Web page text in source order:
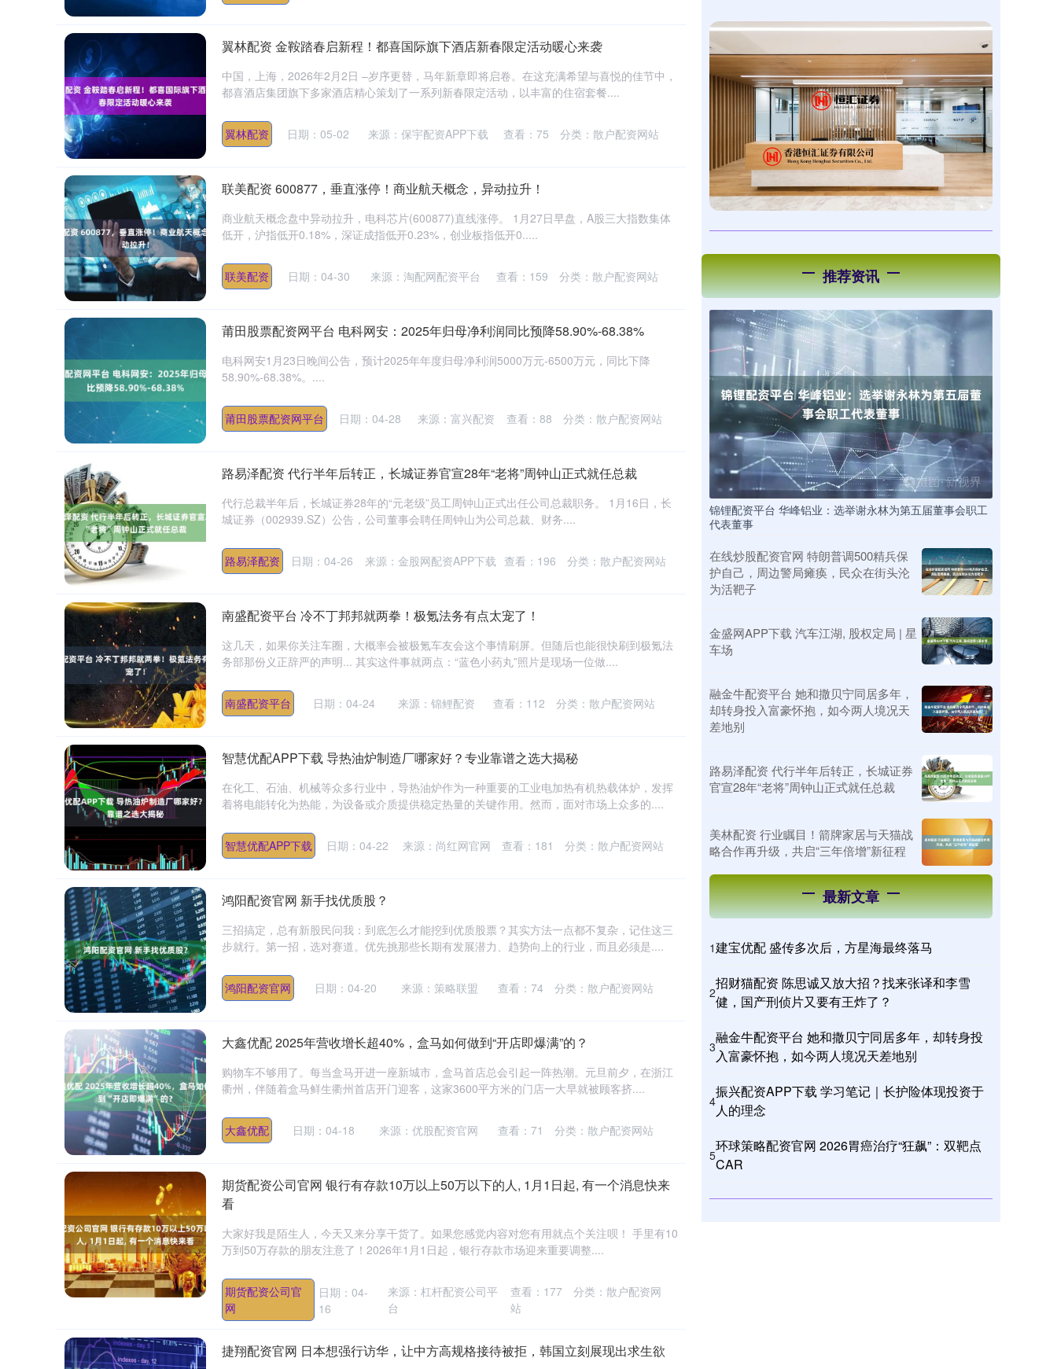
翼林配资 金鞍踏春启新程！都喜国际旗下酒店新春限定活动暖心来袭
中国，上海，2026年2月2日 –岁序更替，马年新章即将启卷。在这充满希望与喜悦的佳节中，
都喜酒店集团旗下多家酒店精心策划了一系列新春限定活动，以丰富的住宿套餐....
翼林配资 日期：05-02 来源：保宇配资APP下载 查看： 75 分类： 散户配资网站
联美配资 600877，垂直涨停！商业航天概念，异动拉升！
商业航天概念盘中异动拉升，电科芯片(600877)直线涨停。 1月27日早盘，A股三大指数集体
低开，沪指低开0.18%，深证成指低开0.23%，创业板指低开0.....
联美配资 日期：04-30 来源：淘配网配资平台 查看： 159 分类： 散户配资网站
莆田股票配资网平台 电科网安：2025年归母净利润同比预降58.90%-68.38%
电科网安1月23日晚间公告，预计2025年年度归母净利润5000万元-6500万元，同比下降
58.90%-68.38%。....
莆田股票配资网平台 日期：04-28 来源：富兴配资 查看： 88 分类： 散户配资网站
路易泽配资 代行半年后转正，长城证券官宣28年“老将”周钟山正式就任总裁
代行总裁半年后，长城证券28年的“元老级”员工周钟山正式出任公司总裁职务。 1月16日，长
城证券（002939.SZ）公告，公司董事会聘任周钟山为公司总裁、财务....
路易泽配资 日期：04-26 来源：金股网配资APP下载 查看： 196 分类： 散户配资网站
南盛配资平台 冷不丁邦邦就两拳！极氪法务有点太宠了！
这几天，如果你关注车圈，大概率会被极氪车友会这个事情刷屏。但随后也能很快刷到极氪法
务部那份义正辞严的声明... 其实这件事就两点：“蓝色小药丸”照片是现场一位做....
南盛配资平台 日期：04-24 来源：锦鲤配资 查看： 112 分类：散户配资网站
智慧优配APP下载 导热油炉制造厂哪家好？专业靠谱之选大揭秘
在化工、石油、机械等众多行业中，导热油炉作为一种重要的工业电加热有机热载体炉，发挥
着将电能转化为热能，为设备或介质提供稳定热量的关键作用。然而，面对市场上众多的....
智慧优配APP下载 日期：04-22 来源：尚红网官网 查看： 181 分类： 散户配资网站
鸿阳配资官网 新手找优质股？
三招搞定，总有新股民问我：到底怎么才能挖到优质股票？其实方法一点都不复杂，记住这三
步就行。第一招，选对赛道。优先挑那些长期有发展潜力、趋势向上的行业，而且必须是....
鸿阳配资官网 日期：04-20 来源：策略联盟 查看：74 分类：散户配资网站
大鑫优配 2025年营收增长超40%，盒马如何做到“开店即爆满”的？
购物车不够用了。每当盒马开进一座新城市，盒马首店总会引起一阵热潮。元旦前夕，在浙江
衢州，伴随着盒马鲜生衢州首店开门迎客，这家3600平方米的门店一大早就被顾客挤....
大鑫优配 日期：04-18 来源：优股配资官网 查看：71 分类：散户配资网站
期货配资公司官网 银行有存款10万以上50万以下的人, 1月1日起, 有一个消息快来
看
大家好我是陌生人，今天又来分享干货了。如果您感觉内容对您有用就点个关注呗！ 手里有10
万到50万存款的朋友注意了！2026年1月1日起，银行存款市场迎来重要调整....
期货配资公司官
网
日期：04-
16
来源：杠杆配资公司平
台
查看： 177 分类：散户配资网
站
捷翔配资官网 日本想强行访华，让中方高规格接待被拒，韩国立刻展现出求生欲
推荐资讯
锦锂配资平台 华峰铝业：选举谢永林为第五届董事会职工
代表董事
在线炒股配资官网 特朗普调500精兵保
护自己，周边警局瘫痪，民众在街头沦
为活靶子
金盛网APP下载 汽车江湖, 股权定局 | 星
车场
融金牛配资平台 她和撒贝宁同居多年，
却转身投入富豪怀抱，如今两人境况天
差地别
路易泽配资 代行半年后转正，长城证券
官宣28年“老将”周钟山正式就任总裁
美林配资 行业瞩目！箭牌家居与天猫战
略合作再升级，共启“三年倍增”新征程
最新文章
1建宝优配 盛传多次后，方星海最终落马
2
招财猫配资 陈思诚又放大招？找来张译和李雪
健，国产刑侦片又要有王炸了？
3
融金牛配资平台 她和撒贝宁同居多年，却转身投
入富豪怀抱，如今两人境况天差地别
4
振兴配资APP下载 学习笔记｜长护险体现投资于
人的理念
5
环球策略配资官网 2026胃癌治疗“狂飙”：双靶点
CAR